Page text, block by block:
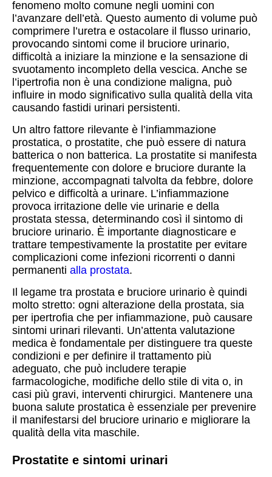
fenomeno molto comune negli uomini con
l’avanzare dell’età. Questo aumento di volume può
comprimere l’uretra e ostacolare il flusso urinario,
provocando sintomi come il bruciore urinario,
difficoltà a iniziare la minzione e la sensazione di
svuotamento incompleto della vescica. Anche se
l’ipertrofia non è una condizione maligna, può
influire in modo significativo sulla qualità della vita
causando fastidi urinari persistenti.
Un altro fattore rilevante è l’infiammazione
prostatica, o prostatite, che può essere di natura
batterica o non batterica. La prostatite si manifesta
frequentemente con dolore e bruciore durante la
minzione, accompagnati talvolta da febbre, dolore
pelvico e difficoltà a urinare. L’infiammazione
provoca irritazione delle vie urinarie e della
prostata stessa, determinando così il sintomo di
bruciore urinario. È importante diagnosticare e
trattare tempestivamente la prostatite per evitare
complicazioni come infezioni ricorrenti o danni
permanenti alla prostata.
Il legame tra prostata e bruciore urinario è quindi
molto stretto: ogni alterazione della prostata, sia
per ipertrofia che per infiammazione, può causare
sintomi urinari rilevanti. Un’attenta valutazione
medica è fondamentale per distinguere tra queste
condizioni e per definire il trattamento più
adeguato, che può includere terapie
farmacologiche, modifiche dello stile di vita o, in
casi più gravi, interventi chirurgici. Mantenere una
buona salute prostatica è essenziale per prevenire
il manifestarsi del bruciore urinario e migliorare la
qualità della vita maschile.
Prostatite e sintomi urinari